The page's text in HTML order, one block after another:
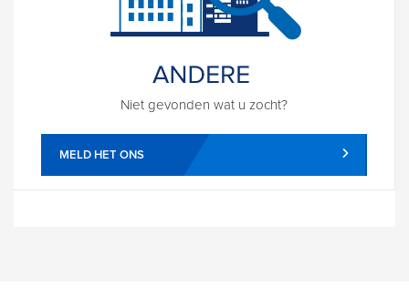
Niet gevonden wat u zocht?
MELD HET ONS